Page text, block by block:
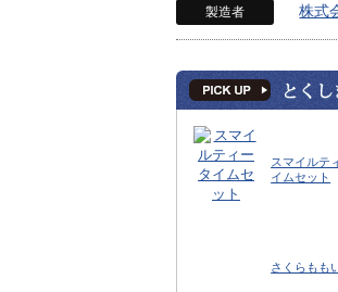
製造者 株式
スマイルテ
イムセット
さくらもも